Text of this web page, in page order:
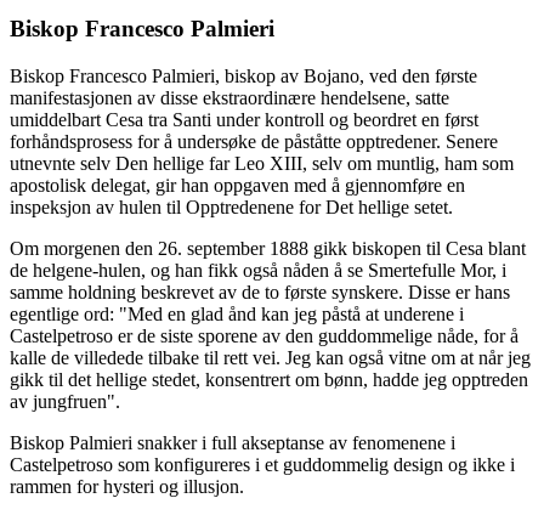
Biskop Francesco Palmieri
Biskop Francesco Palmieri, biskop av Bojano, ved den første
manifestasjonen av disse ekstraordinære hendelsene, satte
umiddelbart Cesa tra Santi under kontroll og beordret en først
forhåndsprosess for å undersøke de påståtte opptredener. Senere
utnevnte selv Den hellige far Leo XIII, selv om muntlig, ham som
apostolisk delegat, gir han oppgaven med å gjennomføre en
inspeksjon av hulen til Opptredenene for Det hellige setet.
Om morgenen den 26. september 1888 gikk biskopen til Cesa blant
de helgene-hulen, og han fikk også nåden å se Smertefulle Mor, i
samme holdning beskrevet av de to første synskere. Disse er hans
egentlige ord: "Med en glad ånd kan jeg påstå at underene i
Castelpetroso er de siste sporene av den guddommelige nåde, for å
kalle de villedede tilbake til rett vei. Jeg kan også vitne om at når jeg
gikk til det hellige stedet, konsentrert om bønn, hadde jeg opptreden
av jungfruen".
Biskop Palmieri snakker i full akseptanse av fenomenene i
Castelpetroso som konfigureres i et guddommelig design og ikke i
rammen for hysteri og illusjon.